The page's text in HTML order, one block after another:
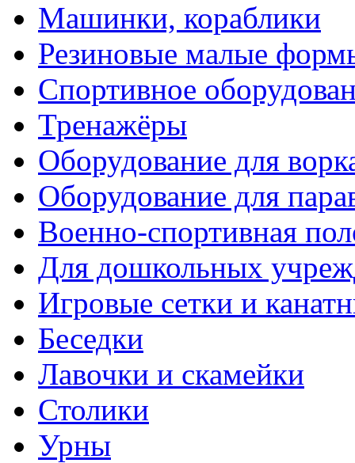
Машинки, кораблики
Резиновые малые
Спортивное
Тренажёры
Оборудование для
Оборудование для
Военно-спортивная
Для дошкольных
Игровые сетки и
Беседки
Лавочки и скамейки
Столики
Урны